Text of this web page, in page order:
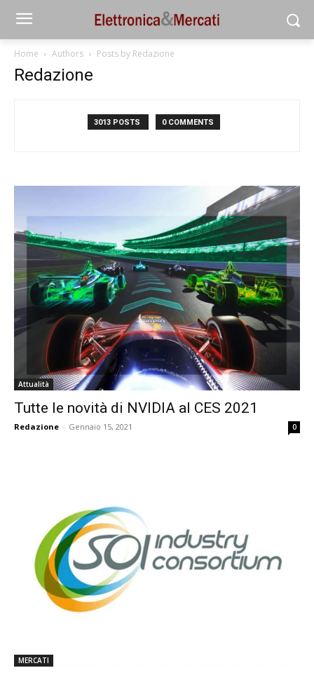
Home Authors Posts by Redazione
Redazione
3013 POSTS 0 COMMENTS
Attualità
Tutte le novità di NVIDIA al CES 2021
Redazione - Gennaio 15, 2021 0
MERCATI